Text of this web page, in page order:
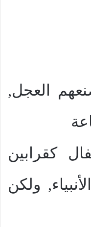
العجل,
كقرابين
, ولكن